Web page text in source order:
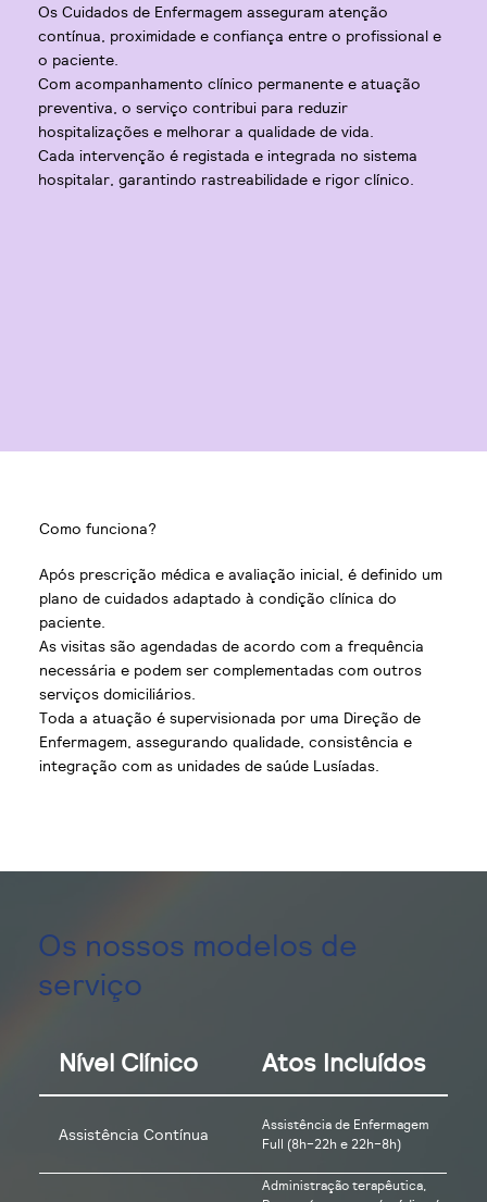
Os Cuidados de Enfermagem asseguram atenção
contínua, proximidade e confiança entre o profissional e
o paciente.
Com acompanhamento clínico permanente e atuação
preventiva, o serviço contribui para reduzir
hospitalizações e melhorar a qualidade de vida.
Cada intervenção é registada e integrada no sistema
hospitalar, garantindo rastreabilidade e rigor clínico.
Como funciona?
Após prescrição médica e avaliação inicial, é definido um
plano de cuidados adaptado à condição clínica do
paciente.
As visitas são agendadas de acordo com a frequência
necessária e podem ser complementadas com outros
serviços domiciliários.
Toda a atuação é supervisionada por uma Direção de
Enfermagem, assegurando qualidade, consistência e
integração com as unidades de saúde Lusíadas.
Os nossos modelos de
serviço
Nível Clínico Atos Incluídos
Assistência Contínua
Assistência de Enfermagem
Full (8h–22h e 22h–8h)
Administração terapêutica,